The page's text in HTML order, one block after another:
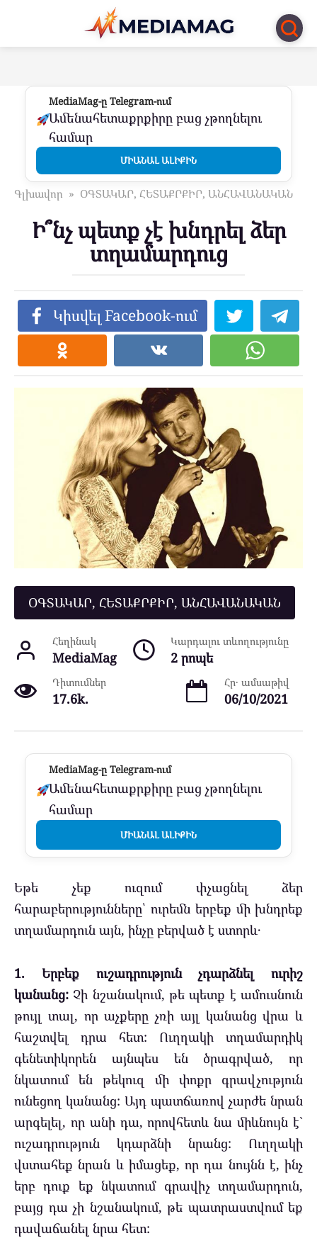
Перейти
контенту
MediaMag-ը Telegram-ում
Ամենահետաքրքիրը բաց չթողնելու
համար
ՄԻԱՆԱԼ ԱԼԻՔԻՆ
Գլխավոր » ՕԳՏԱԿԱՐ, ՀԵՏԱՔՐՔԻՐ, ԱՆՀԱՎԱՆԱԿԱՆ
Ի՞նչ պետք չէ խնդրել ձեր
տղամարդուց
Կիսվել Facebook-ում
ՕԳՏԱԿԱՐ, ՀԵՏԱՔՐՔԻՐ, ԱՆՀԱՎԱՆԱԿԱՆ
Հեղինակ
MediaMag
Կարդալու տևողությունը
2 րոպե
Դիտումներ
17.6k.
Հր․ ամսաթիվ
06/10/2021
MediaMag-ը Telegram-ում
Ամենահետաքրքիրը բաց չթողնելու
համար
ՄԻԱՆԱԼ ԱԼԻՔԻՆ
Եթե չեք ուզում փչացնել ձեր
հարաբերությունները՝ ուրեմն երբեք մի խնդրեք
տղամարդուն այն, ինչը բերված է ստորև․
1. Երբեք ուշադրություն չդարձնել ուրիշ
կանանց: Չի նշանակում, թե պետք է ամուսնուն
թույլ տալ, որ աչքերը չռի այլ կանանց վրա և
հաշտվել դրա հետ: Ուղղակի տղամարդիկ
գենետիկորեն այնպես են ծրագրված, որ
նկատում են թեկուզ մի փոքր գրավչություն
ունեցող կանանց: Այդ պատճառով չարժե նրան
արգելել, որ անի դա, որովհետև նա միևնույն է`
ուշադրություն կդարձնի նրանց: Ուղղակի
վստահեք նրան և իմացեք, որ դա նույնն է, ինչ
երբ դուք եք նկատում գրավիչ տղամարդուն,
բայց դա չի նշանակում, թե պատրաստվում եք
դավաճանել նրա հետ: